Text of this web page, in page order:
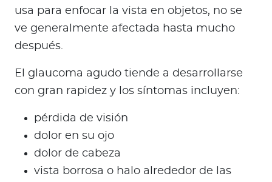
usa para enfocar la vista en objetos, no se
ve generalmente afectada hasta mucho
después.
El glaucoma agudo tiende a desarrollarse
con gran rapidez y los síntomas incluyen:
pérdida de visión
dolor en su ojo
dolor de cabeza
vista borrosa o halo alrededor de las